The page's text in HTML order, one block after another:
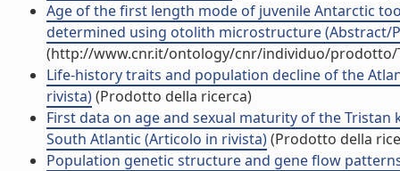
Age of the first length mode of juvenile Antarctic
determined using otolith microstructure (Abstract/
(http://www.cnr.it/ontology/cnr/individuo/prodotto/
Life-history traits and population decline of the
rivista)(Prodotto della ricerca)
First data on age and sexual maturity of the
South Atlantic (Articolo in rivista)(Prodotto della
Population genetic structure and gene flow